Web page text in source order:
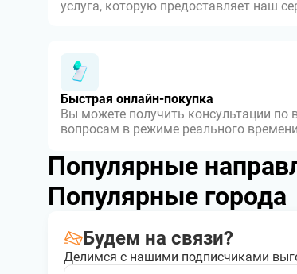
услуга, которую предоставляет наш
Быстрая онлайн-покупка
Вы можете получить консультации по
вопросам в режиме реального времени
Популярные
Популярные города
Будем на связи?
Делимся с нашими подписчиками